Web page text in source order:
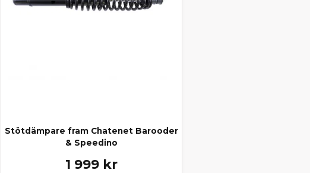
Stötdämpare fram Chatenet Barooder
& Speedino
1 999 kr